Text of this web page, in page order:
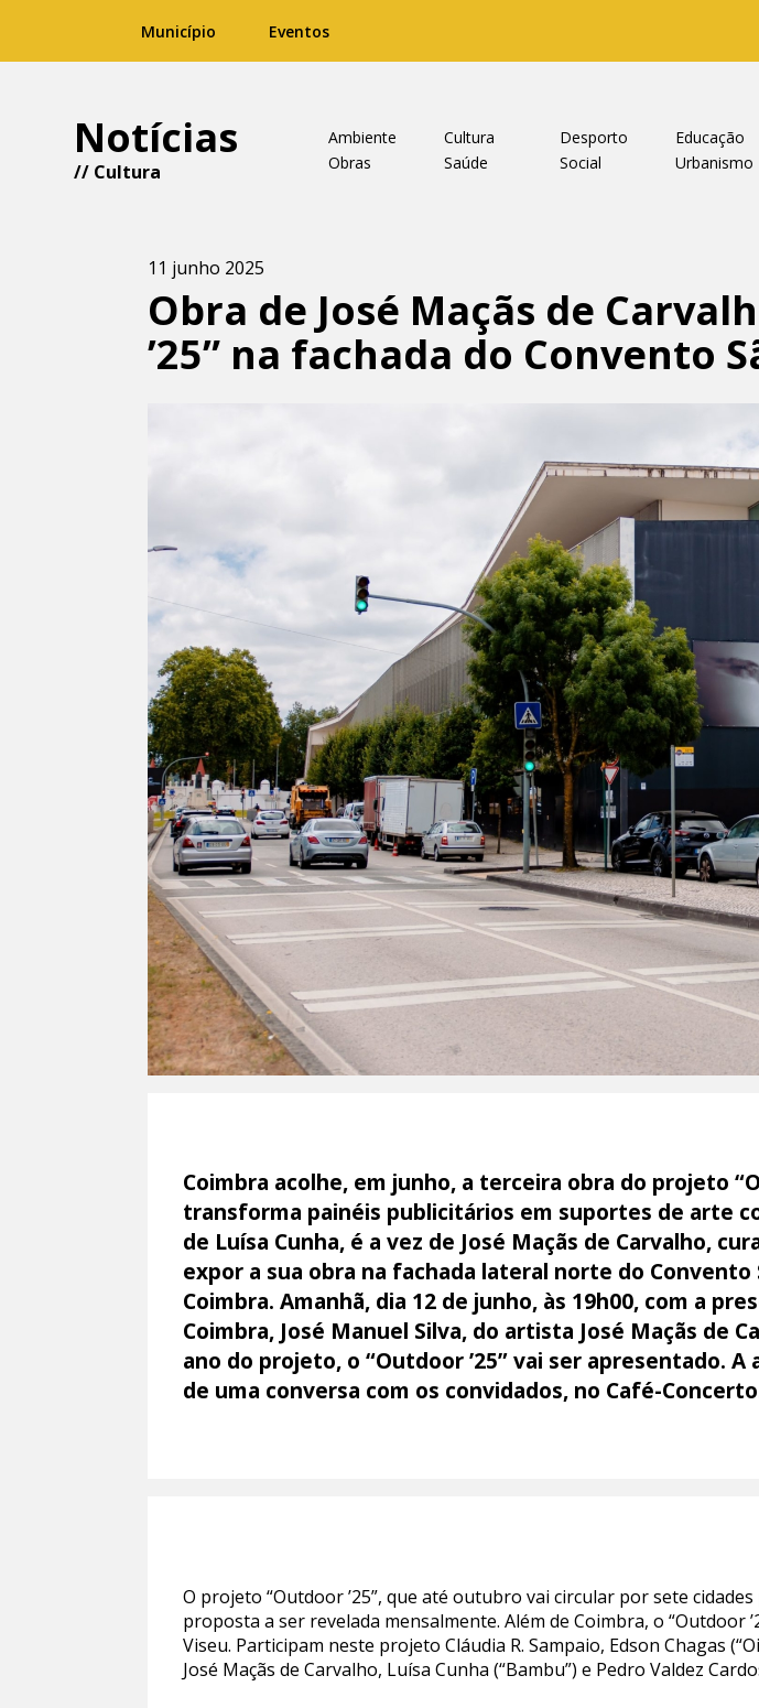
Município Eventos
Notícias
// Cultura
Ambiente Cultura Desporto Educação
Obras
Saúde Social Urbanismo
11 junho 2025
Obra de José Maçãs de
’25” na fachada do Convento
Coimbra acolhe, em junho, a terceira obra do projeto
transforma painéis publicitários em suportes de arte
de Luísa Cunha, é a vez de José Maçãs de Carvalho,
expor a sua obra na fachada lateral norte do Convento
Coimbra. Amanhã, dia 12 de junho, às 19h00, com a
Coimbra, José Manuel Silva, do artista José Maçãs de
ano do projeto, o “Outdoor ’25” vai ser apresentado.
de uma conversa com os convidados, no Café-
O projeto “Outdoor ’25”, que até outubro vai circular por sete
proposta a ser revelada mensalmente. Além de Coimbra, o “Outdoor
Viseu. Participam neste projeto Cláudia R. Sampaio, Edson Chagas
José Maçãs de Carvalho, Luísa Cunha (“Bambu”) e Pedro Valdez